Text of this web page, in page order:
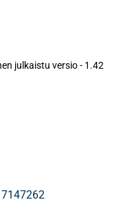
julkaistu versio- 1.42